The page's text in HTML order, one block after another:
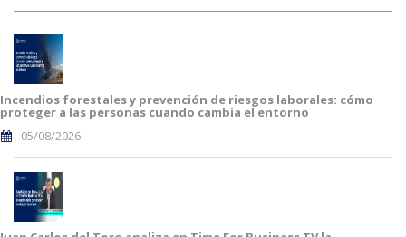
Incendios forestales y prevención de riesgos laborales: cómo
proteger a las personas cuando cambia el entorno
05/08/2026